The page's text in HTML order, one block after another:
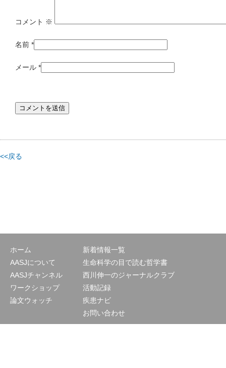
コメント ※
名前 *
メール *
<<戻る
ホーム
AASJについて
AASJチャンネル
ワークショップ
論文ウォッチ
新着情報一覧
生命科学の目で読む哲学書
西川伸一のジャーナルクラブ
活動記録
疾患ナビ
お問い合わせ